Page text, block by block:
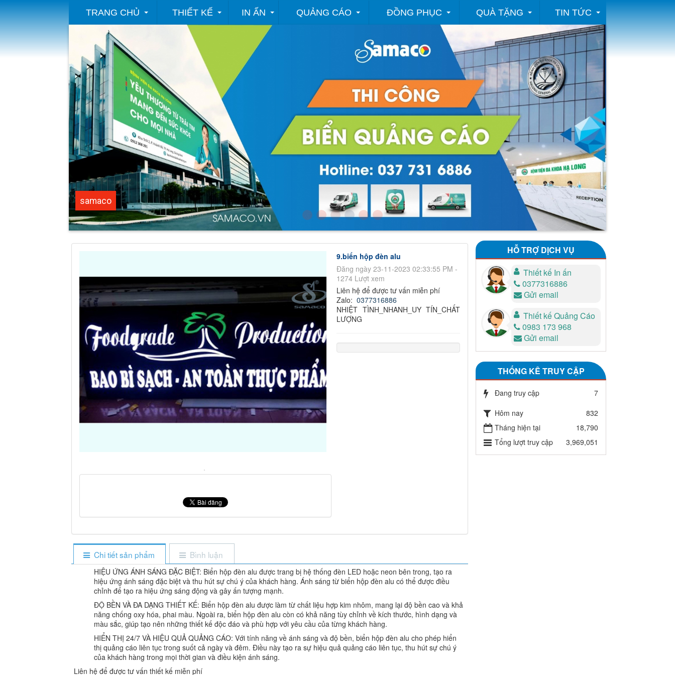
TRANG CHỦ THIẾT KẾ IN ẤN QUẢNG CÁO ĐỒNG PHỤC QUÀ TẶNG TIN TỨC
9.biển hộp đèn alu
Đăng ngày 23-11-2023 02:33:55 PM -
1274 Lượt xem
Liên hệ để được tư vấn miễn phí
Zalo: 0377316886
NHIỆT TÌNH_NHANH_UY TÍN_CHẤT
LƯỢNG
Chi tiết sản phẩm Bình luận
HIỆU ỨNG ÁNH SÁNG ĐẶC BIỆT: Biển hộp đèn alu được trang bị hệ thống đèn LED hoặc neon bên trong, tạo ra
hiệu ứng ánh sáng đặc biệt và thu hút sự chú ý của khách hàng. Ánh sáng từ biển hộp đèn alu có thể được điều
chỉnh để tạo ra hiệu ứng sáng động và gây ấn tượng mạnh.
ĐỘ BỀN VÀ ĐA DẠNG THIẾT KẾ: Biển hộp đèn alu được làm từ chất liệu hợp kim nhôm, mang lại độ bền cao và khả
năng chống oxy hóa, phai màu. Ngoài ra, biển hộp đèn alu còn có khả năng tùy chỉnh về kích thước, hình dạng và
màu sắc, giúp tạo nên những thiết kế độc đáo và phù hợp với yêu cầu của từng khách hàng.
HIỂN THỊ 24/7 VÀ HIỆU QUẢ QUẢNG CÁO: Với tính năng về ánh sáng và độ bền, biển hộp đèn alu cho phép hiển
thị quảng cáo liên tục trong suốt cả ngày và đêm. Điều này tạo ra sự hiệu quả quảng cáo liên tục, thu hút sự chú ý
của khách hàng trong mọi thời gian và điều kiện ánh sáng.
Liên hệ để được tư vấn thiết kế miễn phí
HỖ TRỢ DỊCH VỤ
Thiết kế In ấn
0377316886
Gửi email
Thiết kế Quảng Cáo
0983 173 968
Gửi email
THỐNG KÊ TRUY CẬP
Đang truy cập
7
Hôm nay
832
Tháng hiện tại
18,790
Tổng lượt truy cập
3,969,051